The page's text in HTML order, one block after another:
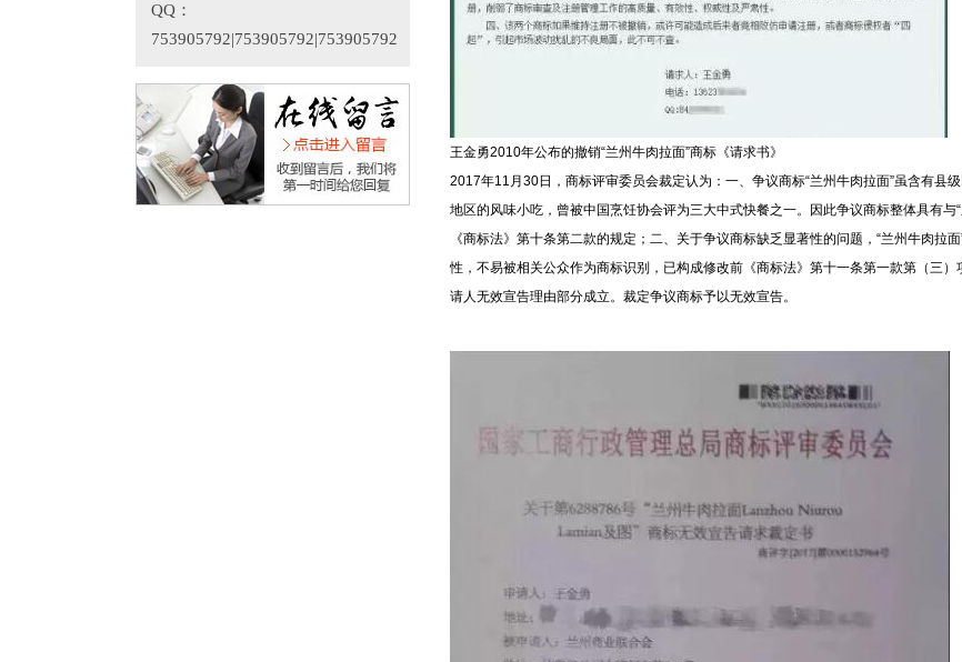
QQ：
753905792|753905792|753905792
王金勇2010年公布的撤销“兰州牛肉拉面”商标《请求书》
2017年11月30日，商标评审委员会裁定认为：一、争议商标“兰州牛肉拉面”虽含有县
地区的风味小吃，曾被中国烹饪协会评为三大中式快餐之一。因此争议商标整体具有
《商标法》第十条第二款的规定；二、关于争议商标缺乏显著性的问题，“兰州牛肉拉
性，不易被相关公众作为商标识别，已构成修改前《商标法》第十一条第一款第（三
请人无效宣告理由部分成立。裁定争议商标予以无效宣告。